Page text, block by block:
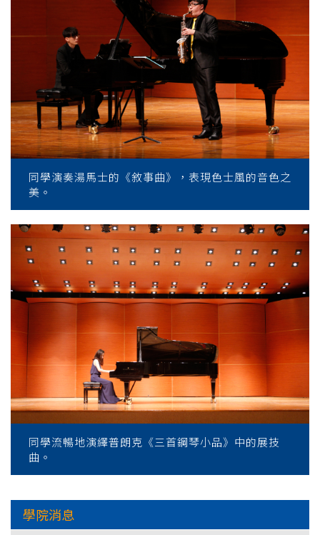
同學演奏湯馬士的《敘事曲》，表現色士風的音色之
美。
同學流暢地演繹普朗克《三首鋼琴小品》中的展技
曲。
學院消息